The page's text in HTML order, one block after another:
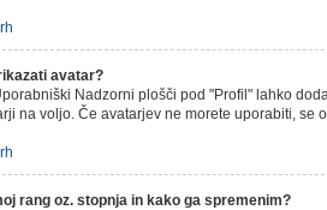
avatar?
Nadzorni plošči pod "Profil" lahko
na voljo. Če avatarjev ne morete uporabiti, se
rang oz. stopnja in kako ga spremenim?